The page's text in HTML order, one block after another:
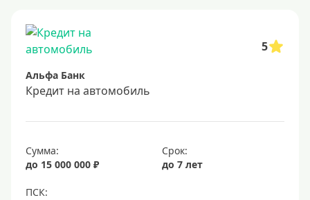
5
Альфа Банк
Кредит на автомобиль
Сумма:
до 15 000 000 ₽
Срок:
до 7 лет